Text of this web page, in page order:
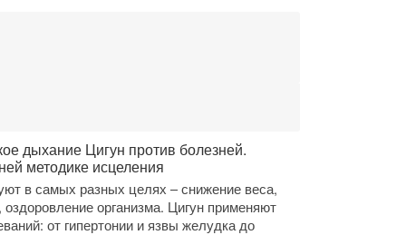
дыхание Цигун против болезней.
методике исцеления
в самых разных целях – снижение веса,
организма. Цигун применяют
от гипертонии и язвы желудка до